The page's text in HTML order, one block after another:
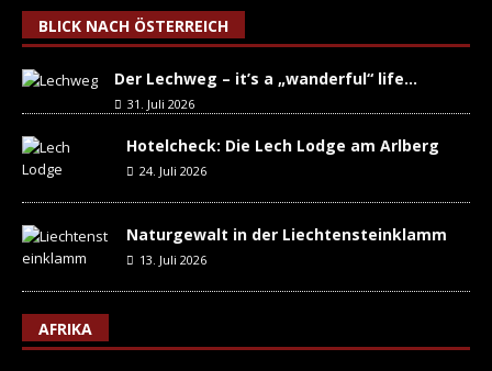
BLICK NACH ÖSTERREICH
Der Lechweg – it’s a „wanderful“ life…
31. Juli 2026
Hotelcheck: Die Lech Lodge am Arlberg
24. Juli 2026
Naturgewalt in der Liechtensteinklamm
13. Juli 2026
AFRIKA